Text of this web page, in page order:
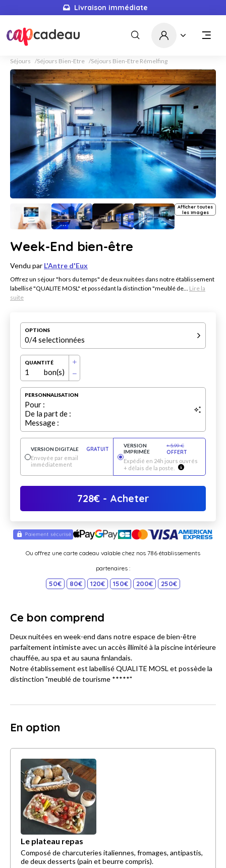
Livraison immédiate
Séjours Séjours Bien-Etre Séjours Bien-Etre Rémelfing
Afficher toutes
les images
Week-End bien-être
Vendu par L'Antre d'Eux
Offrez un séjour "hors du temps" de deux nuitées dans notre établissement
labellisé "QUALITE MOSL" et possédant la distinction "meublé de... Lire la
suite
OPTIONS
0/4 selectionnées
QUANTITÉ
1 bon(s)
PERSONNALISATION
Pour :
De la part de :
Message :
VERSION DIGITALE
GRATUIT
Envoyée par email
immédiatement
VERSION
IMPRIMÉE
+5.99 €
OFFERT
Expédié en 24h jours ouvrés
+ délais de la poste.
728€- Acheter
Ou offrez une carte cadeau valable chez nos 786 établissements
partenaires :
50€ 80€ 120€ 150€ 200€ 250€
Ce bon comprend
Deux nuitées en week-end dans notre espace de bien-être
parfaitement intimiste avec un accès illimité à la piscine intérieure
chauffée, au spa et au sauna finlandais.
Notre établissement est labellisé QUALITE MOSL et possède la
distinction "meublé de tourisme *****"
En option
Le plateau repas
Composé de charcuteries italiennes, fromages, antipastis,
de deux desserts (pain et beurre compris).